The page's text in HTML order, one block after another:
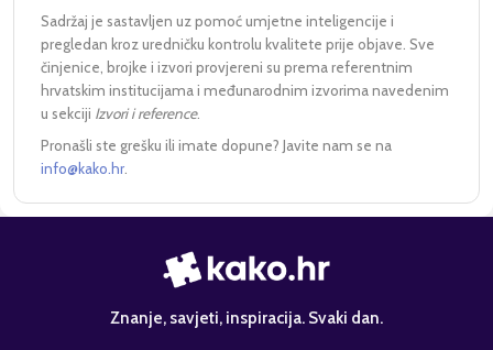
Sadržaj je sastavljen uz pomoć umjetne inteligencije i
pregledan kroz uredničku kontrolu kvalitete prije objave. Sve
činjenice, brojke i izvori provjereni su prema referentnim
hrvatskim institucijama i međunarodnim izvorima navedenim
u sekciji Izvori i reference.
Pronašli ste grešku ili imate dopune? Javite nam se na
info@kako.hr
Znanje, savjeti, inspiracija. Svaki dan.